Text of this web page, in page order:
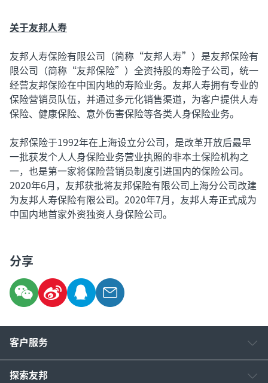
关于友邦人寿
友邦人寿保险有限公司（简称“友邦人寿”）是友邦保险有
限公司（简称“友邦保险”）全资持股的寿险子公司，统一
经营友邦保险在中国内地的寿险业务。友邦人寿拥有专业的
保险营销员队伍，并通过多元化销售渠道，为客户提供人寿
保险、健康保险、意外伤害保险等各类人身保险业务。
友邦保险于1992年在上海设立分公司，是改革开放后最早
一批获发个人人身保险业务营业执照的非本土保险机构之
一，也是第一家将保险营销员制度引进国内的保险公司。
2020年6月，友邦获批将友邦保险有限公司上海分公司改建
为友邦人寿保险有限公司。2020年7月，友邦人寿正式成为
中国内地首家外资独资人身保险公司。
分享
客户服务
探索友邦